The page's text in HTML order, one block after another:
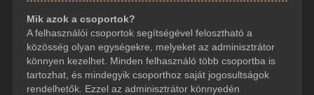
Mik azok a csoportok?
A felhasználói csoportok segítségével felosztható a
közösség olyan egységekre, melyeket az adminisztrátor
könnyen kezelhet. Minden felhasználó több csoportba is
tartozhat, és mindegyik csoporthoz saját jogosultságok
rendelhetők. Ezzel az adminisztrátor könnyedén